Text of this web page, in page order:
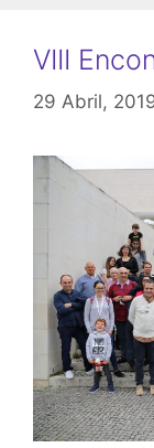
VIII
29 Abril,